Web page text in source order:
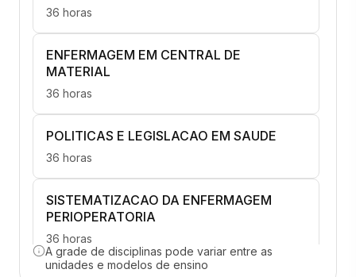
36 horas
ENFERMAGEM EM CENTRAL DE
MATERIAL
36 horas
POLITICAS E LEGISLACAO EM SAUDE
36 horas
SISTEMATIZACAO DA ENFERMAGEM
PERIOPERATORIA
36 horas
A grade de disciplinas pode variar entre as
unidades e modelos de ensino